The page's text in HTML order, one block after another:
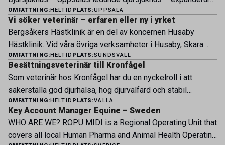
nu sin specialistverksamhet och söker legitimerade
veterinärer med specialistkompetens som vill vara med
och forma vårt nästa kapitel. Hos oss möter du ett
engagerat team, moderna faciliteter och verkliga
möjligheter att bedriva avancerad djursjukvård. Vad vi
erbjuder Särskilt meriterande: […]
OMFATTNING:HELTID PLATS:UPPSALA
Vi söker veterinär – erfaren eller ny i yrket
Bergsåkers Hästklinik är en del av koncernen Husaby
Hästklinik. Vid våra övriga verksamheter i Husaby, Skara
och Bjertorp jobbar idag ett 60-tal medarbetare. Om kliniken
Bergsåkers Hästklinik bedriver veterinärverksamhet i en
modern klinik vid Bergsåkers travbana, Sundsvall. Vi
erbjuder ett mångfasetterat utbud av undersökningar och
behandlingar i välutrustade lokaler. Vi har cirka 7 500
patienter […]
OMFATTNING:HELTID PLATS:SUNDSVALL
Besättningsveterinär till Kronfågel
Som veterinär hos Kronfågel har du en nyckelroll i att
säkerställa god djurhälsa, hög djurvälfärd och stabil
produktion genom hela värdekedjan. Du arbetar nära våra
kontrakterade uppfödare och tillsammans med kollegor
inom produktion, kläckeri, slakt och kvalitet. Rollen präglas
av proaktivt arbete, kunskapsdelning och kontinuerlig
OMFATTNING:HELTID PLATS:VALLA
Key Account Manager Equine – Sweden
WHO ARE WE? ROPU MIDI is a Regional Operating Unit that
covers all local Human Pharma and Animal Health Operating